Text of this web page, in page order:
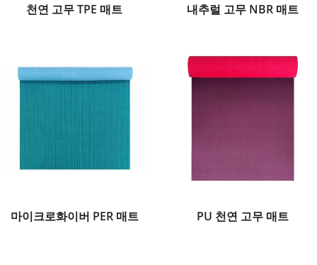
천연 고무 TPE 매트 내추럴 고무 NBR 매트
마이크로화이버 PER 매트 PU 천연 고무 매트